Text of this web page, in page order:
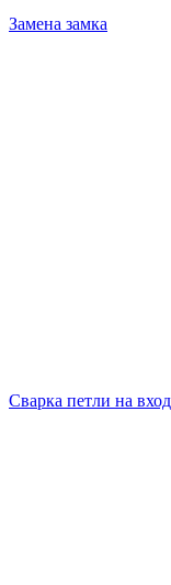
Замена замка
Сварка петли на